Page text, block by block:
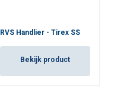
RVS Handlier - Tirex SS
Bekijk product